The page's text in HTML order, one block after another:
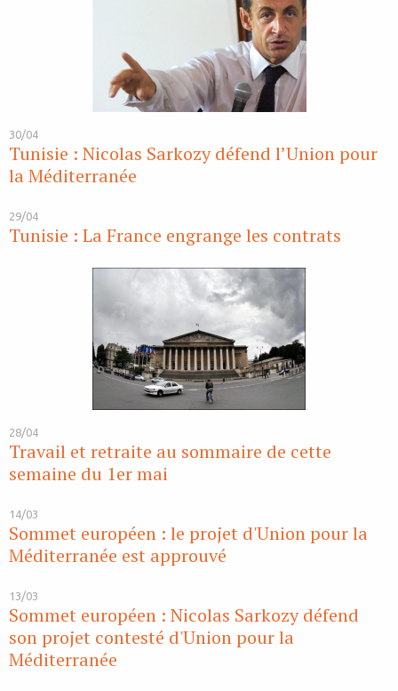
30/04
Tunisie : Nicolas Sarkozy défend l’Union pour
la Méditerranée
29/04
Tunisie : La France engrange les contrats
28/04
Travail et retraite au sommaire de cette
semaine du 1er mai
14/03
Sommet européen : le projet d'Union pour la
Méditerranée est approuvé
13/03
Sommet européen : Nicolas Sarkozy défend
son projet contesté d'Union pour la
Méditerranée